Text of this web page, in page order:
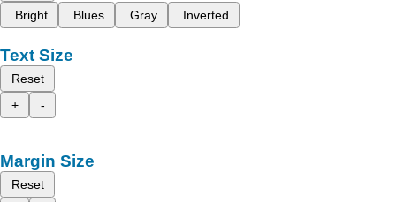
Bright
Blues Gray Inverted
Text Size
Reset
+
-
Margin Size
Reset